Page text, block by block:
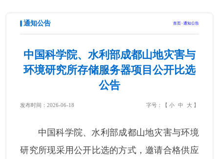
通知公告 首页>通知公告
中国科学院、水利部成都山地灾害与
环境研究所存储服务器项目公开比选
公告
发布时间：2026-06-18 字号：【 小 中 大】
中国科学院、水利部成都山地灾害与环境
研究所现采用公开比选的方式，邀请合格供应